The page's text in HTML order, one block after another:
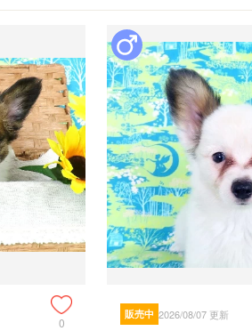
0
販売中 2026/08/07 更新